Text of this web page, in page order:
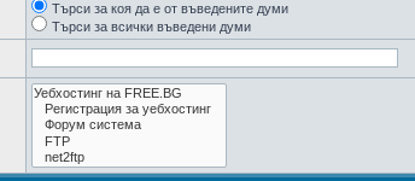
Търси за коя да е от въведените думи
Търси за всички въведени думи